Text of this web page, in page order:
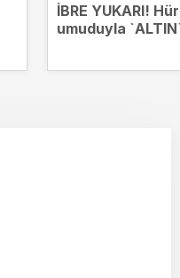
İBRE YUKARI!
umuduyla